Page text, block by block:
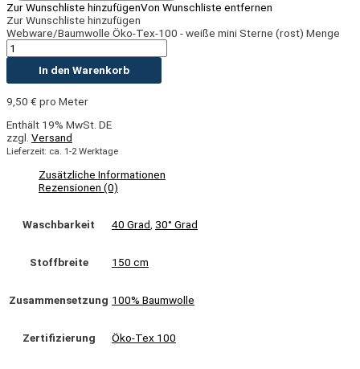
Zur Wunschliste hinzufügenVon Wunschliste entfernen
Zur Wunschliste hinzufügen
Webware/Baumwolle Öko-Tex-100 - weiße mini Sterne (rost) Menge
In den Warenkorb
9,50 € pro Meter
Enthält 19% MwSt. DE
zzgl. Versand
Lieferzeit: ca. 1-2 Werktage
Zusätzliche Informationen
Rezensionen (0)
Waschbarkeit 40 Grad, 30° Grad
Stoffbreite 150 cm
Zusammensetzung 100% Baumwolle
Zertifizierung Öko-Tex 100